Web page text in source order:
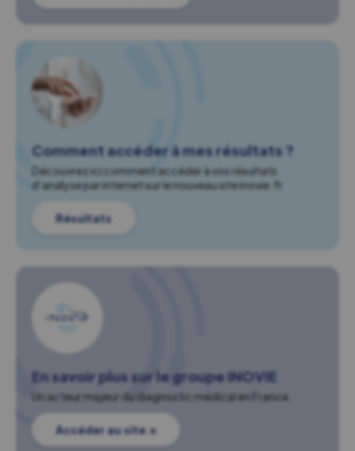
Comment accéder à mes résultats ?
Découvrez ici comment accéder à vos résultats
d'analyse par internet sur le nouveau site inovie.fr
Résultats
En savoir plus sur le groupe INOVIE
Un acteur majeur du diagnostic médical en France.
Accéder au site ↗